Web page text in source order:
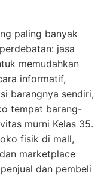
paling banyak
jasa
memudahkan
informatif,
barangnya sendiri,
tempat barang-
murni Kelas 35.
fisik di mall,
marketplace
dan pembeli